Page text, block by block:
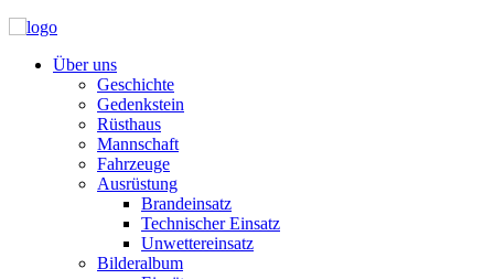
Über uns
Geschichte
Gedenkstein
Rüsthaus
Mannschaft
Fahrzeuge
Ausrüstung
Brandeinsatz
Technischer Einsatz
Unwettereinsatz
Bilderalbum